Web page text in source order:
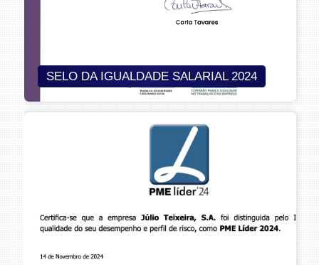
SELO DA IGUALDADE SALARIAL 2024